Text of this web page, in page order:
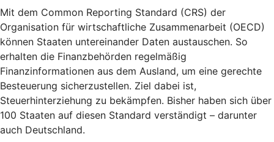
Mit dem Common Reporting Standard (CRS) der
Organisation für wirtschaftliche Zusammenarbeit (OECD)
können Staaten untereinander Daten austauschen. So
erhalten die Finanzbehörden regelmäßig
Finanzinformationen aus dem Ausland, um eine gerechte
Besteuerung sicherzustellen. Ziel dabei ist,
Steuerhinterziehung zu bekämpfen. Bisher haben sich über
100 Staaten auf diesen Standard verständigt – darunter
auch Deutschland.